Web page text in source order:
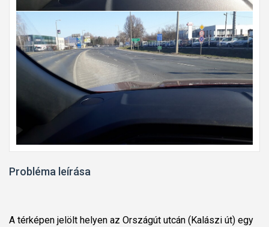
Probléma leírása
A térképen jelölt helyen az Országút utcán (Kalászi út) egy